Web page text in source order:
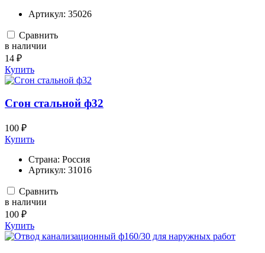
Артикул: 35026
Сравнить
в наличии
14 ₽
Купить
Сгон стальной ф32
100 ₽
Купить
Страна: Россия
Артикул: 31016
Сравнить
в наличии
100 ₽
Купить